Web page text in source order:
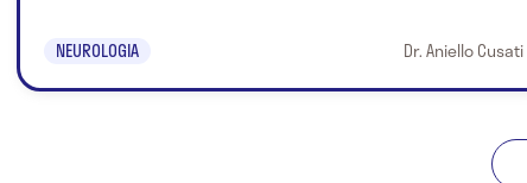
NEUROLOGIA Dr. Aniello Cusati